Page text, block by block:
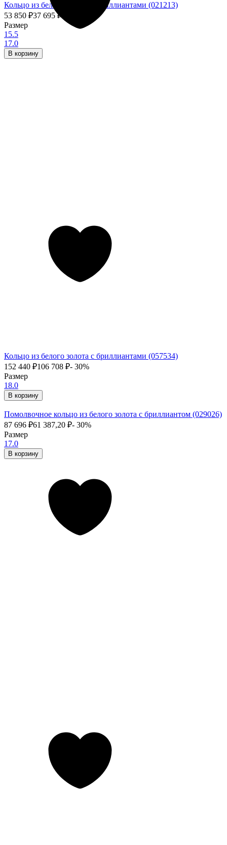
Кольцо из белого золота с бриллиантами (021213)
53 850 ₽37 695₽
Размер
15.5
17.0
В корзину
Помолвочное кольцо из белого золота с бриллиантом (029026)
87 696 ₽61 387,20 ₽- 30%
Размер
17.0
В корзину
Кольцо из белого золота с бриллиантами (057534)
152 440 ₽106 708 ₽- 30%
Размер
18.0
В корзину